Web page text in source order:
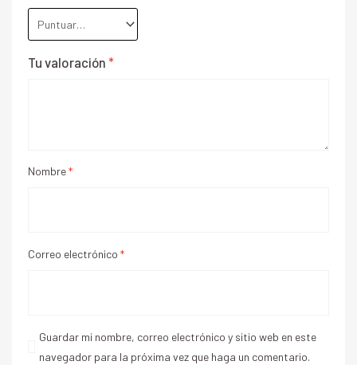
Tu valoración *
Nombre*
Correo electrónico *
Guardar mi nombre, correo electrónico y sitio web en este
navegador para la próxima vez que haga un comentario.